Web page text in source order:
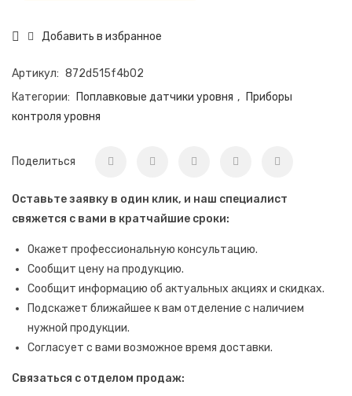
Добавить в избранное
Артикул: 872d515f4b02
Категории:
Поплавковые датчики уровня , Приборы
контроля уровня
Поделиться
Оставьте заявку в один клик, и наш специалист
свяжется с вами в кратчайшие сроки:
Окажет профессиональную консультацию.
Сообщит цену на продукцию.
Сообщит информацию об актуальных акциях и скидках.
Подскажет ближайшее к вам отделение с наличием
нужной продукции.
Согласует с вами возможное время доставки.
Связаться с отделом продаж: